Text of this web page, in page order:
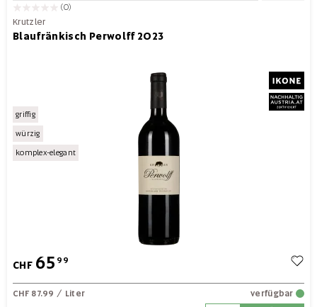
(0)
Krutzler
Blaufränkisch Perwolff 2023
griffig
würzig
komplex-elegant
CHF 65 99
CHF 87.99 / Liter
verfügbar